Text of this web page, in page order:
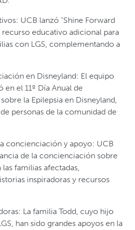
UCB lanzó "Shine Forward
educativo adicional para
con LGS, complementando a
en Disneyland: El equipo
en el 11º Día Anual de
la Epilepsia en Disneyland,
personas de la comunidad de
concienciación y apoyo: UCB
de la concienciación sobre
las familias afectadas,
inspiradoras y recursos
La familia Todd, cuyo hijo
han sido grandes apoyos en la